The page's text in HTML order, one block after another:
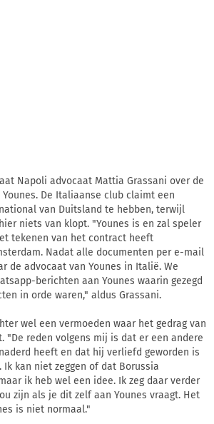
Napoli advocaat Mattia Grassani over de
De Italiaanse club claimt een
van Duitsland te hebben, terwijl
niets van klopt. "Younes is en zal speler
tekenen van het contract heeft
Nadat alle documenten per e-mail
de advocaat van Younes in Italië. We
berichten aan Younes waarin gezegd
in orde waren," aldus Grassani.
wel een vermoeden waar het gedrag van
"De reden volgens mij is dat er een andere
heeft en dat hij verliefd geworden is
Ik kan niet zeggen of dat Borussia
ik heb wel een idee. Ik zeg daar verder
zijn als je dit zelf aan Younes vraagt. Het
is niet normaal."